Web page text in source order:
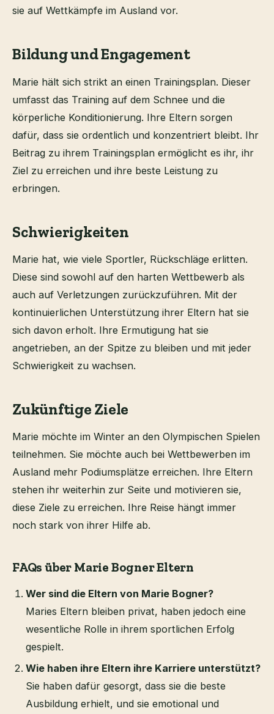
sie auf Wettkämpfe im Ausland vor.
Bildung und Engagement
Marie hält sich strikt an einen Trainingsplan. Dieser
umfasst das Training auf dem Schnee und die
körperliche Konditionierung. Ihre Eltern sorgen
dafür, dass sie ordentlich und konzentriert bleibt. Ihr
Beitrag zu ihrem Trainingsplan ermöglicht es ihr, ihr
Ziel zu erreichen und ihre beste Leistung zu
erbringen.
Schwierigkeiten
Marie hat, wie viele Sportler, Rückschläge erlitten.
Diese sind sowohl auf den harten Wettbewerb als
auch auf Verletzungen zurückzuführen. Mit der
kontinuierlichen Unterstützung ihrer Eltern hat sie
sich davon erholt. Ihre Ermutigung hat sie
angetrieben, an der Spitze zu bleiben und mit jeder
Schwierigkeit zu wachsen.
Zukünftige Ziele
Marie möchte im Winter an den Olympischen Spielen
teilnehmen. Sie möchte auch bei Wettbewerben im
Ausland mehr Podiumsplätze erreichen. Ihre Eltern
stehen ihr weiterhin zur Seite und motivieren sie,
diese Ziele zu erreichen. Ihre Reise hängt immer
noch stark von ihrer Hilfe ab.
FAQs über Marie Bogner Eltern
Wer sind die Eltern von Marie Bogner?
Maries Eltern bleiben privat, haben jedoch eine
wesentliche Rolle in ihrem sportlichen Erfolg
gespielt.
Wie haben ihre Eltern ihre Karriere unterstützt?
Sie haben dafür gesorgt, dass sie die beste
Ausbildung erhielt, und sie emotional und